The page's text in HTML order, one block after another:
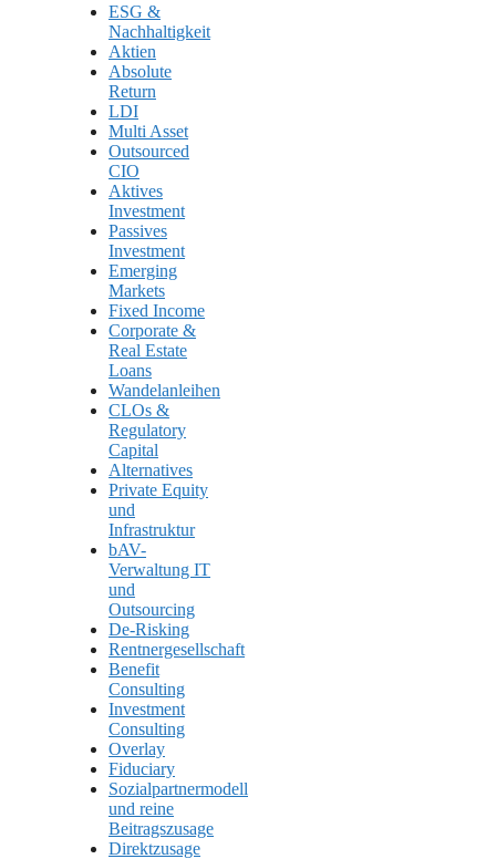
ESG &
Nachhaltigkeit
Aktien
Absolute
Return
LDI
Multi Asset
Outsourced
CIO
Aktives
Investment
Passives
Investment
Emerging
Markets
Fixed Income
Corporate &
Real Estate
Loans
Wandelanleihen
CLOs &
Regulatory
Capital
Alternatives
Private Equity
und
Infrastruktur
bAV-
Verwaltung IT
und
Outsourcing
De-Risking
Rentnergesellschaft
Benefit
Consulting
Investment
Consulting
Overlay
Fiduciary
Sozialpartnermodell
und reine
Beitragszusage
Direktzusage